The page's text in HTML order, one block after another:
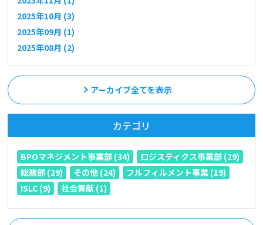
2025年10月 (3)
2025年09月 (1)
2025年08月 (2)
アーカイブ全てを表示
カテゴリ
BPOマネジメント事業部 (34)
ロジスティクス事業部 (29)
総務部 (29)
その他 (24)
フルフィルメント事業 (19)
ISLC (9)
社会貢献 (1)